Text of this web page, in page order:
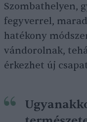
Szombathelyen,
fegyverrel,
hatékony
vándorolnak,
érkezhet új